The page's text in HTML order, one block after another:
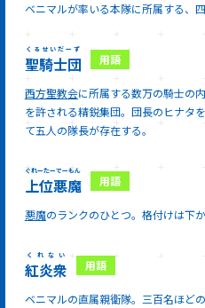
ベニマルが率いる本隊に所属する、
聖騎士団
くるせいだーず
西方聖教会に所属する数万の騎士の
を許される精鋭集団。団長のヒナタ
て五人の隊長が存在する。
上位悪魔
ぐれーたーでーもん
悪魔のランクのひとつ。格付けは下か
紅炎衆
くれない
ベニマルの直属親衛隊。三百名ほどの